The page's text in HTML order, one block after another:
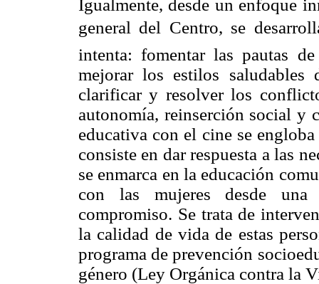
Igualmente, desde un enfoque
general del Centro, se
intenta: fomentar las pautas
mejorar los estilos
clarificar y resolver los
autonomía, reinserción social y
educativa con el cine se
consiste en dar respuesta a las
se enmarca en la educación
con las mujeres desde
compromiso. Se trata de
la calidad de vida de estas
programa de prevención
género (Ley Orgánica contra la